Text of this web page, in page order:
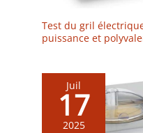
Test du gril
puissance et
Juil
17
2025